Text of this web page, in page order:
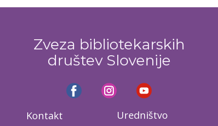
Zveza bibliotekarskih
društev Slovenije
Kontakt Uredništvo